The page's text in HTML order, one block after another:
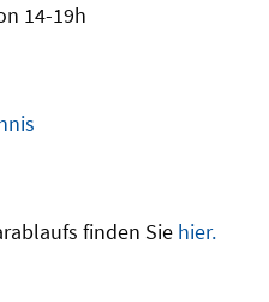
14-19h
finden Sie hier.